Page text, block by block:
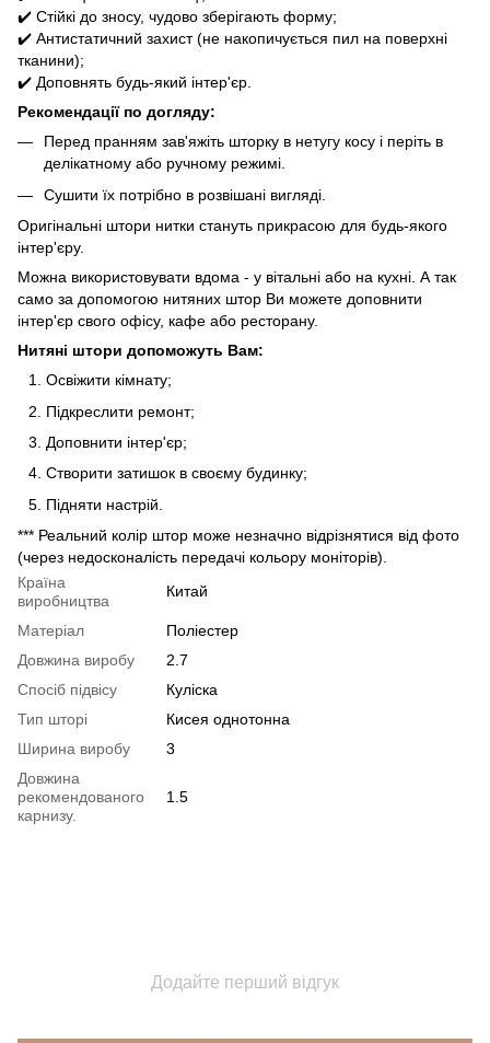
✔️ Стійкі до зносу, чудово зберігають форму;
✔️ Антистатичний захист (не накопичується пил на поверхні
тканини);
✔️ Доповнять будь-який інтер'єр.
Рекомендації по догляду:
Перед пранням зав'яжіть шторку в нетугу косу і періть в
делікатному або ручному режимі.
Сушити їх потрібно в розвішані вигляді.
Оригінальні штори нитки стануть прикрасою для будь-якого
інтер'єру.
Можна використовувати вдома - у вітальні або на кухні. А так
само за допомогою нитяних штор Ви можете доповнити
інтер'єр свого офісу, кафе або ресторану.
Нитяні штори допоможуть Вам:
Освіжити кімнату;
Підкреслити ремонт;
Доповнити інтер'єр;
Створити затишок в своєму будинку;
Підняти настрій.
*** Реальний колір штор може незначно відрізнятися від фото
(через недосконалість передачі кольору моніторів).
Країна
виробництва
Китай
Матеріал
Поліестер
Довжина виробу
2.7
Спосіб підвісу
Куліска
Тип шторі
Кисея однотонна
Ширина виробу
3
Довжина
рекомендованого
карнизу.
1.5
Додайте перший відгук